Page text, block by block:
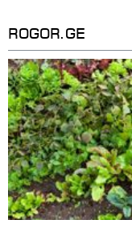
უძველესი სენი
ერთდროულად
ინფექციას
და რამდენად
ROGOR.GE